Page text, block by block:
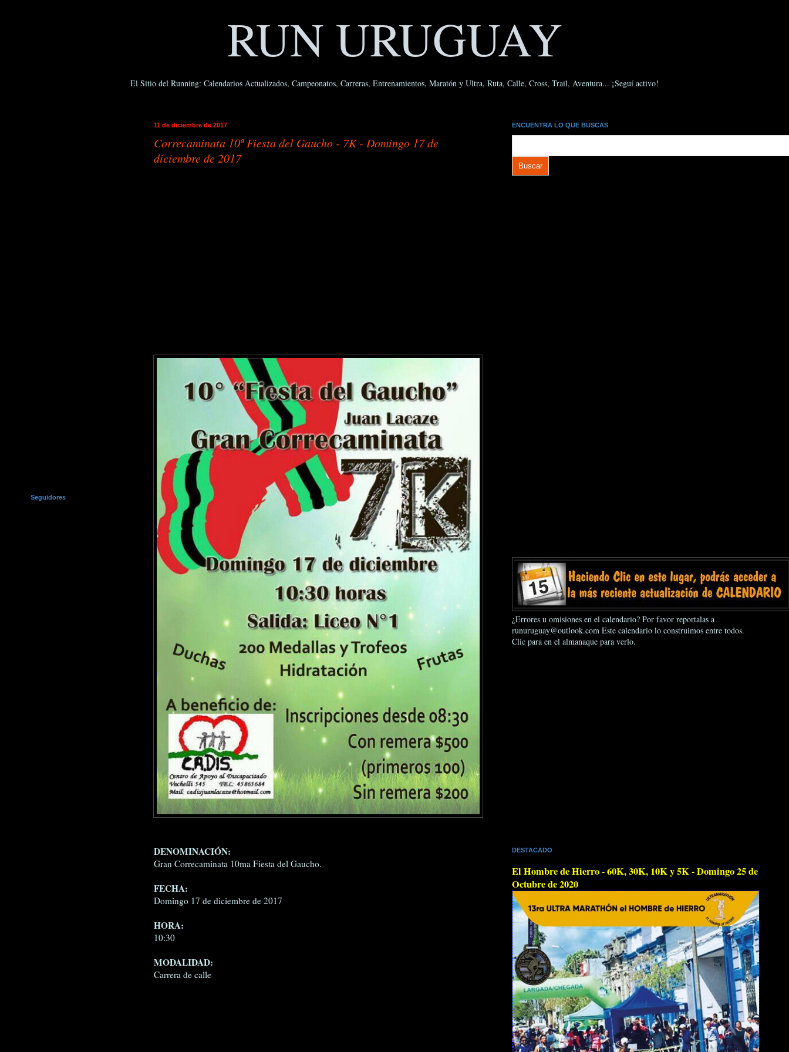
RUN URUGUAY
El Sitio del Running: Calendarios Actualizados, Campeonatos, Carreras, Entrenamientos, Maratón y Ultra, Ruta, Calle, Cross, Trail, Aventura... ¡Seguí activo!
11 de diciembre de 2017
Correcaminata 10ª Fiesta del Gaucho - 7K - Domingo 17 de
diciembre de 2017
DENOMINACIÓN:
Gran Correcaminata 10ma Fiesta del Gaucho.
FECHA:
Domingo 17 de diciembre de 2017
HORA:
10:30
MODALIDAD:
Carrera de calle
Seguidores
ENCUENTRA LO QUE BUSCAS
¿Errores u omisiones en el calendario? Por favor reportalas a
runuruguay@outlook.com Este calendario lo construimos entre todos.
Clic para en el almanaque para verlo.
DESTACADO
El Hombre de Hierro - 60K, 30K, 10K y 5K - Domingo 25 de
Octubre de 2020